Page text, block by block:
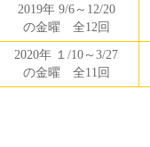
2019年 9/6～12/20
の金曜 全12回
2020年 １/10～3/27
の金曜 全11回